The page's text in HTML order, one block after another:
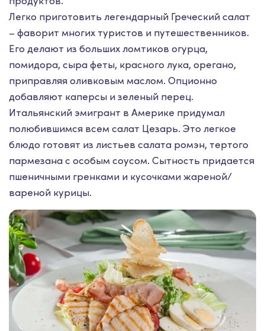
Легко приготовить легендарный Греческий салат
– фаворит многих туристов и путешественников.
Его делают из больших ломтиков огурца,
помидора, сыра феты, красного лука, орегано,
приправляя оливковым маслом. Опционно
добавляют каперсы и зеленый перец.
Итальянский эмигрант в Америке придумал
полюбившимся всем салат Цезарь. Это легкое
блюдо готовят из листьев салата ромэн, тертого
пармезана с особым соусом. Сытность придается
пшеничными гренками и кусочками жареной/
вареной курицы.